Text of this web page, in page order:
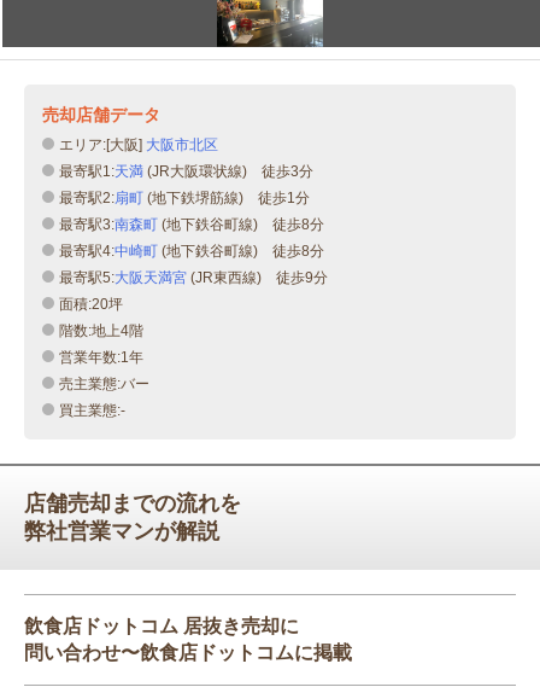
売却店舗データ
エリア:[大阪] 大阪市北区
最寄駅1:天満 (JR大阪環状線) 徒歩3分
最寄駅2:扇町 (地下鉄堺筋線) 徒歩1分
最寄駅3:南森町 (地下鉄谷町線) 徒歩8分
最寄駅4:中崎町 (地下鉄谷町線) 徒歩8分
最寄駅5:大阪天満宮 (JR東西線) 徒歩9分
面積:20坪
階数:地上4階
営業年数:1年
売主業態:バー
買主業態:-
店舗売却までの流れを
弊社営業マンが解説
飲食店ドットコム 居抜き売却に
問い合わせ〜飲食店ドットコムに掲載